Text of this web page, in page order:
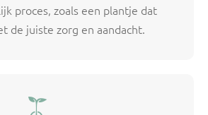
proces, zoals een plantje dat
de juiste zorg en aandacht.